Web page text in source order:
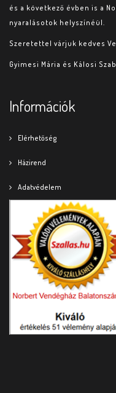
és a következő évben is a
nyaralásotok helyszínéül.
Szeretettel várjuk kedves
Gyimesi Mária és Kálosi
Információk
Elérhetőség
Házirend
Adatvédelem